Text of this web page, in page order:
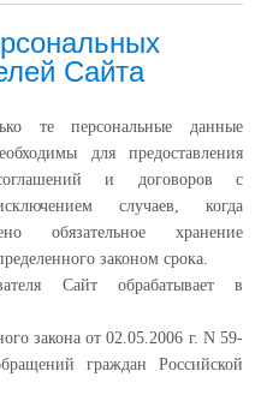
Сайта
те персональные данные
для предоставления
и договоров с
случаев, когда
обязательное хранение
законом срока.
Сайт обрабатывает в
закона от 02.05.2006 г. N 59-
граждан Российской